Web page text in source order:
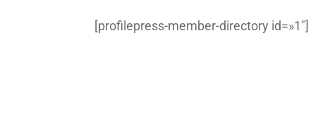
[profilepress-member-directory id=»1″]